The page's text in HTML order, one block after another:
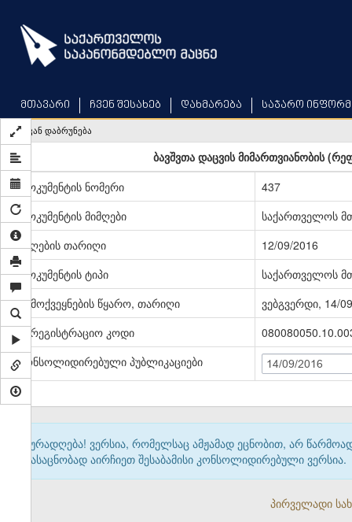
main
content
მთავარი ჩვენ შესახებ დახმარება საჯარო
უკან დაბრუნება
ბავშვთა დაცვის მიმართვიანობის
დოკუმენტის ნომერი
437
დოკუმენტის მიმღები
საქართველოს
მიღების თარიღი
12/09/2016
დოკუმენტის ტიპი
საქართველოს
გამოქვეყნების წყარო, თარიღი
ვებგვერდი, 14/
სარეგისტრაციო კოდი
კონსოლიდირებული პუბლიკაციები
14/09/2016
ყურადღება! ვერსია, რომელსაც ამჟამად ეცნობით, არ
გასაცნობად აირჩიეთ შესაბამისი კონსოლიდირებული ვერსია.
პირველადი